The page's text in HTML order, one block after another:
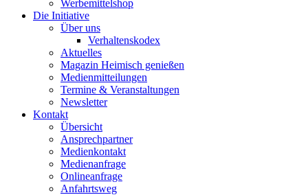
Werbemittelshop
Die Initiative
Über uns
Verhaltenskodex
Aktuelles
Magazin Heimisch genießen
Medienmitteilungen
Termine & Veranstaltungen
Newsletter
Kontakt
Übersicht
Ansprechpartner
Medienkontakt
Medienanfrage
Onlineanfrage
Anfahrtsweg